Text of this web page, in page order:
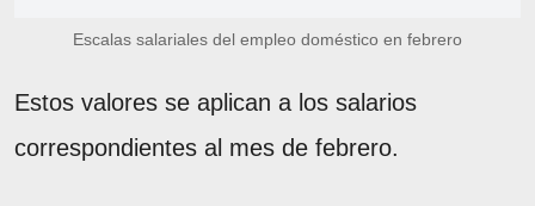
Escalas salariales del empleo doméstico en febrero
Estos valores se aplican a los salarios
correspondientes al mes de febrero.